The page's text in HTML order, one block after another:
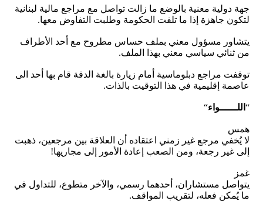
جهة دولية معنية بالوضع ما زالت تواصل مع مراجع مالية لبنانية
لتكون جاهزة إذا ما تلفت الحكومة وطلبت التفاوض معها.
يتشاور مسؤول معني بملف حساس مطروح مع أحد الأطراف
من ثنائي سياسي معني بهذا الملف.
توقفت مراجع دبلوماسية أمام زيارة بالغة الدقة قام بها أحد الى
عاصمة إقليمية في هذا التوقيت بالذات.
“ اللــــــواء“
همس
لا يُخفي مرجع غير زمني اعتقاده أن العلاقة بين مرجعين، ذهبت
إلى غير رجعة، ومن الصعب إعادة الأمور إلى مجاريها!
غمز
يتواصل مستشاران، أحدهما رسمي، والآخر متطوع، للتداول في
ما يُمكن فعله، لتقريب المواقف.